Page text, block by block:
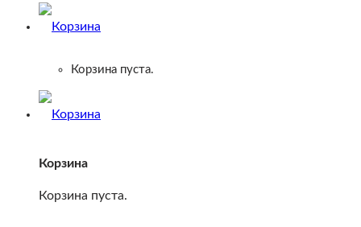
Корзина пуста.
Корзина
Корзина пуста.